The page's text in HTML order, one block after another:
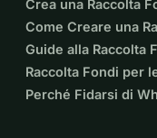
e programmi didattici.
3. Continuazione:
di musica, laboratori
per un impatto
Crea una Raccolta
Come Creare una
Guide alla Raccolta
Raccolta Fondi per
Perché Fidarsi di